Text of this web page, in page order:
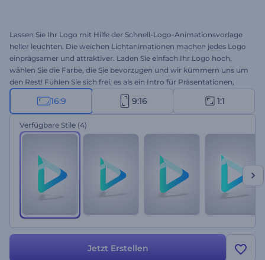
Lassen Sie Ihr Logo mit Hilfe der Schnell-Logo-Animationsvorlage
heller leuchten. Die weichen Lichtanimationen machen jedes Logo
einprägsamer und attraktiver. Laden Sie einfach Ihr Logo hoch,
wählen Sie die Farbe, die Sie bevorzugen und wir kümmern uns um
den Rest! Fühlen Sie sich frei, es als ein Intro für Präsentationen,
Firmeneinführungen, YouTube-Kanäle und mehr zu verwenden.
Die Vorlage ist in vier Versionen erhältlich. Nur zu: erstellen,
inspirieren, exportieren!
16:9 9:16 1:1
Verfügbare Stile (4)
Jetzt Erstellen